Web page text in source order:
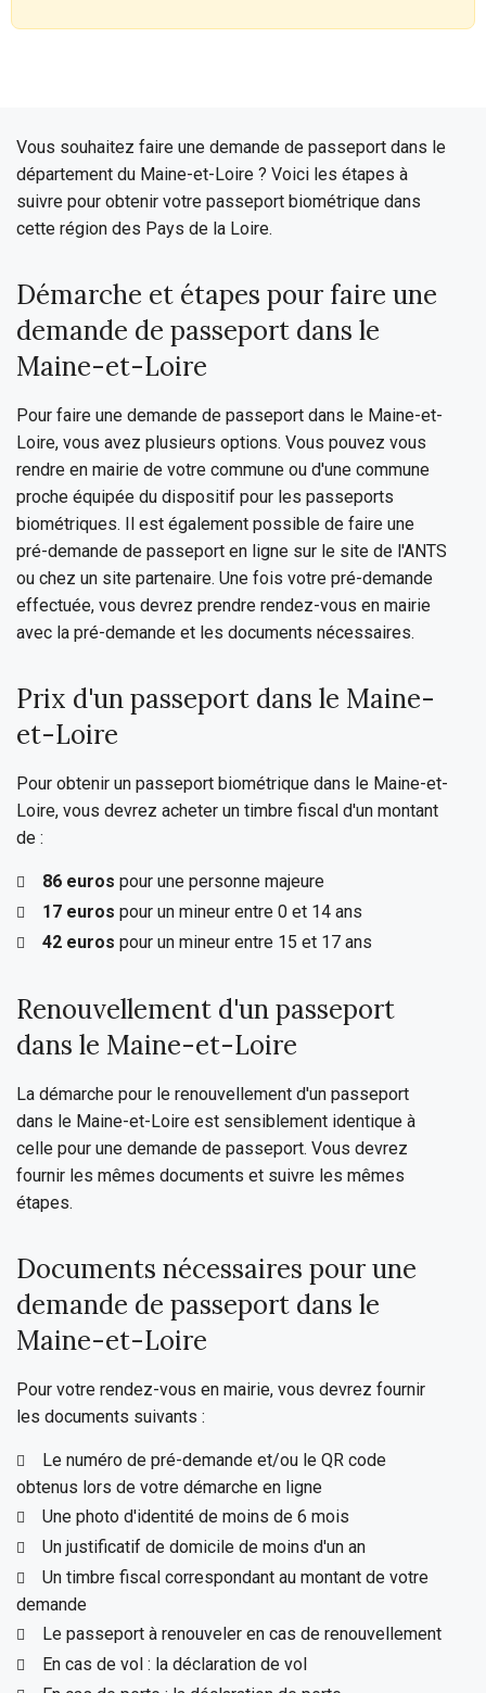
Vous souhaitez faire une demande de passeport dans le
département du Maine-et-Loire ? Voici les étapes à
suivre pour obtenir votre passeport biométrique dans
cette région des Pays de la Loire.
Démarche et étapes pour faire une
demande de passeport dans le
Maine-et-Loire
Pour faire une demande de passeport dans le Maine-et-
Loire, vous avez plusieurs options. Vous pouvez vous
rendre en mairie de votre commune ou d'une commune
proche équipée du dispositif pour les passeports
biométriques. Il est également possible de faire une
pré-demande de passeport en ligne sur le site de l'ANTS
ou chez un site partenaire. Une fois votre pré-demande
effectuée, vous devrez prendre rendez-vous en mairie
avec la pré-demande et les documents nécessaires.
Prix d'un passeport dans le Maine-
et-Loire
Pour obtenir un passeport biométrique dans le Maine-et-
Loire, vous devrez acheter un timbre fiscal d'un montant
de :
86 euros pour une personne majeure
17 euros pour un mineur entre 0 et 14 ans
42 euros pour un mineur entre 15 et 17 ans
Renouvellement d'un passeport
dans le Maine-et-Loire
La démarche pour le renouvellement d'un passeport
dans le Maine-et-Loire est sensiblement identique à
celle pour une demande de passeport. Vous devrez
fournir les mêmes documents et suivre les mêmes
étapes.
Documents nécessaires pour une
demande de passeport dans le
Maine-et-Loire
Pour votre rendez-vous en mairie, vous devrez fournir
les documents suivants :
Le numéro de pré-demande et/ou le QR code
obtenus lors de votre démarche en ligne
Une photo d'identité de moins de 6 mois
Un justificatif de domicile de moins d'un an
Un timbre fiscal correspondant au montant de votre
demande
Le passeport à renouveler en cas de renouvellement
En cas de vol : la déclaration de vol